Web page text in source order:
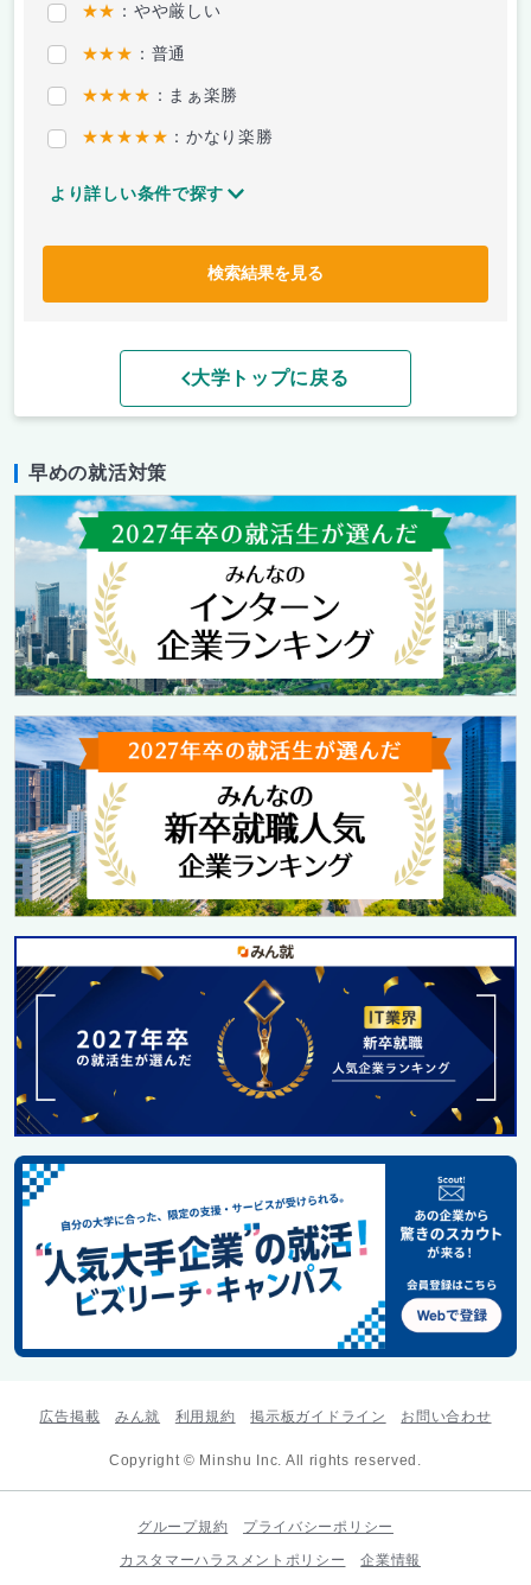
★★ ：やや厳しい
★★★ ：普通
★★★★ ：まぁ楽勝
★★★★★ ：かなり楽勝
より詳しい条件で探す
検索結果を見る
大学トップに戻る
早めの就活対策
広告掲載 みん就 利用規約 掲示板ガイドライン お問い合わせ
Copyright © Minshu Inc. All rights reserved.
グループ規約
プライバシーポリシー
カスタマーハラスメントポリシー
企業情報